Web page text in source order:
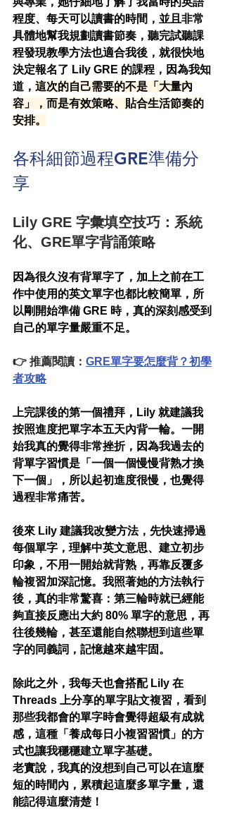
程度、每天可以讀書的時間，並且非常
具體地幫我規劃讀書節奏，聽完試聽課
程發現教學方法也適合我後，就很快地
決定報名了 Lily GRE 的課程，因為我知
道， 這次的自己需要的不是「大量內
容」，而是有效策略、貼合生活節奏的
安排。
各科細節過程GRE準備分
享
Lily GRE 字彙填空技巧：系統
化、GRE單字背誦策略
因為很久沒有背單字了，加上之前在工
作中使用的英文單字也都比較簡單，所
以剛開始準備 GRE 時，真的深刻感受到
自己的單字量嚴重不足。
👉 推薦閱讀： GRE單字要怎麼背？初學
者攻略
上完課後的第一個禮拜，Lily 就建議我
按照進度把單字本五天內背一輪。一開
始我真的覺得非常挫折，因為我過去的
背單字習慣是「一個一個慢慢背熟才換
下一個」，所以起初進度很慢，也覺得
過程非常痛苦。
後來 Lily 建議我改變方法，先快速掃過
每個單字，理解中英文意思、建立初步
印象，不用一開始就背熟，再靠反覆多
輪複習加深記憶。我照著她的方法執行
後，真的非常驚喜：第三輪時就已經能
夠直接反應出大約 80% 單字的意思，再
往後幾輪，甚至還能自然聯想到這些單
字的同義詞，記憶越來越牢固。
除此之外，我每天也會搭配 Lily 在
Threads 上分享的單字貼文複習，看到
那些我都會的單字時會覺得超級有成就
感，這種「養成每日小複習習慣」的方
式也讓我穩穩建立單字基礎。
老實說，我真的沒想到自己可以在這麼
短的時間內，累積起這麼多單字量，還
能記得這麼清楚！